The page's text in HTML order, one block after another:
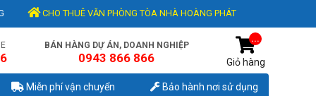
CHO THUÊ VĂN PHÒNG TÒA NHÀ HOÀNG PHÁT
BÁN HÀNG DỰ ÁN, DOANH NGHIỆP
0943 866 866
...
Giỏ hàng
Miễn phí vận chuyển Bảo hành nơi sử dụng